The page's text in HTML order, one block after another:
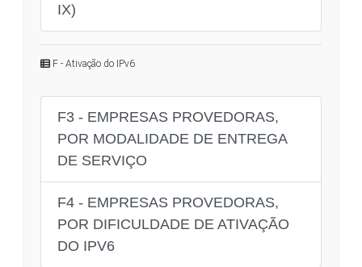
IX)
F - Ativação do IPv6
F3 - EMPRESAS PROVEDORAS,
POR MODALIDADE DE ENTREGA
DE SERVIÇO
F4 - EMPRESAS PROVEDORAS,
POR DIFICULDADE DE ATIVAÇÃO
DO IPV6